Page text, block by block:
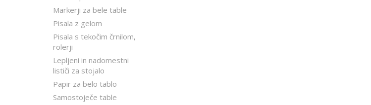
Markerji za bele table
Pisala z gelom
Pisala s tekočim črnilom,
rolerji
Lepljeni in nadomestni
lističi za stojalo
Papir za belo tablo
Samostoječe table